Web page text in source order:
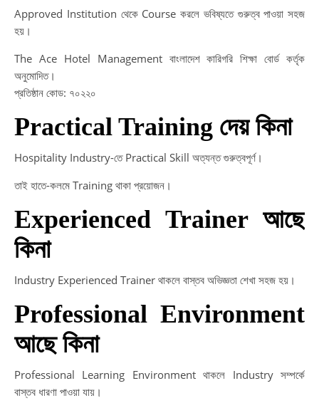
Approved Institution থেকে Course করলে ভবিষ্যতে গুরুত্ব পাওয়া সহজ
হয়।
The Ace Hotel Management বাংলাদেশ কারিগরি শিক্ষা বোর্ড কর্তৃক
অনুমোদিত।
প্রতিষ্ঠান কোড: ৭০২২০
Practical Training দেয় কিনা
Hospitality Industry-তে Practical Skill অত্যন্ত গুরুত্বপূর্ণ।
তাই হাতে-কলমে Training থাকা প্রয়োজন।
Experienced Trainer আছে
কিনা
Industry Experienced Trainer থাকলে বাস্তব অভিজ্ঞতা শেখা সহজ হয়।
Professional Environment
আছে কিনা
Professional Learning Environment থাকলে Industry সম্পর্কে
বাস্তব ধারণা পাওয়া যায়।